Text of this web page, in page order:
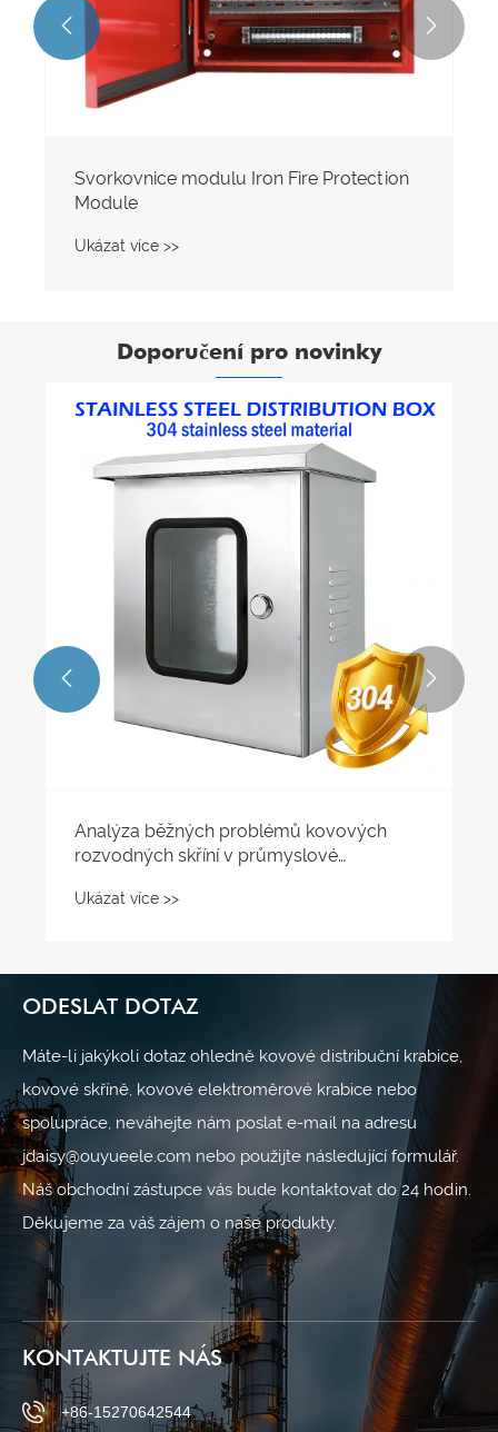
 
Doporučení pro novinky
Zakázková barva Kovová rozvodná
krabice RAL Power Coating Enclosures
Ukázat více >>
 
ODESLAT DOTAZ
Máte-li jakýkoli dotaz ohledně kovové distribuční krabice,
kovové skříně, kovové elektroměrové krabice nebo
spolupráce, neváhejte nám poslat e-mail na adresu
jdaisy@ouyueele.com nebo použijte následující formulář.
Náš obchodní zástupce vás bude kontaktovat do 24 hodin.
Děkujeme za váš zájem o naše produkty.
KONTAKTUJTE NÁS
+86-15270642544